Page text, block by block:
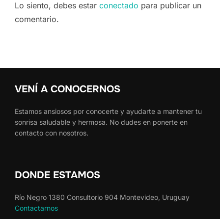
Lo siento, debes estar conectado para publicar un
comentario.
VENÍ A CONOCERNOS
Estamos ansiosos por conocerte y ayudarte a mantener tu
sonrisa saludable y hermosa. No dudes en ponerte en
contacto con nosotros.
DONDE ESTAMOS
Río Negro 1380 Consultorio 904 Montevideo, Uruguay
Contactarnos